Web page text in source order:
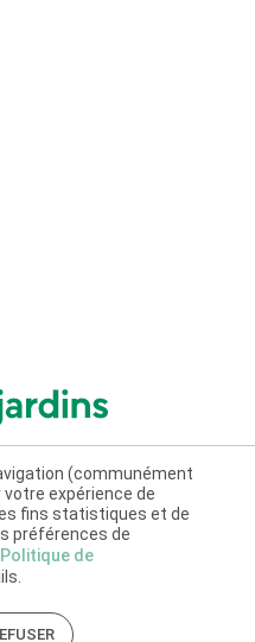
(communément
votre expérience de
fins statistiques et de
préférences de
Politique de